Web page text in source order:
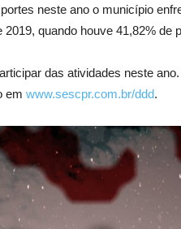
neste ano o município
quando houve 41,82% de
das atividades neste
em www.sescpr.com.br/ddd.